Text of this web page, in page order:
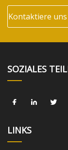
Kontaktiere uns
SOZIALES
LINKS